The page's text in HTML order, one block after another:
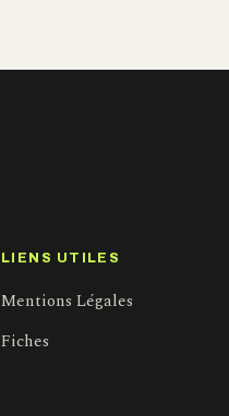
LIENS UTILES
Mentions Légales
Fiches